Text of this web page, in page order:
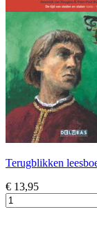
Terugblikken
€ 13,95